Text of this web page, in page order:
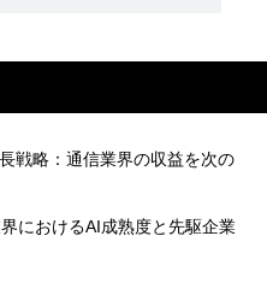
戦略：通信業界の収益を次の
におけるAI成熟度と先駆企業